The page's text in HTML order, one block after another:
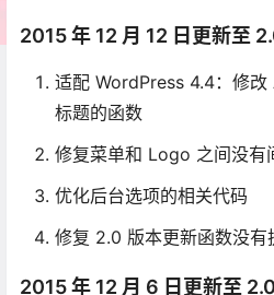
2015 年 12 月 12 日更新至
适配 WordPress 4.4：修
标题的函数
修复菜单和 Logo 之间没有
优化后台选项的相关代码
修复 2.0 版本更新函数没有
2015 年 12 月 6 日更新至